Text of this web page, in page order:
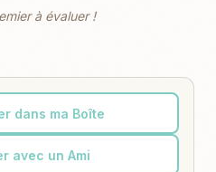
à évaluer !
dans ma Boîte
avec un Ami